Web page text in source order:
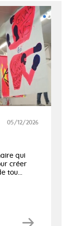
05/12/2026
qui
créer
tou...